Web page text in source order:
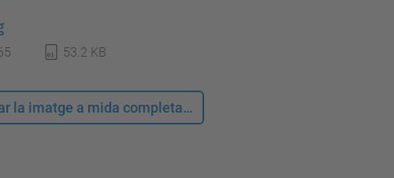
53.2 KB
la imatge a mida completa…